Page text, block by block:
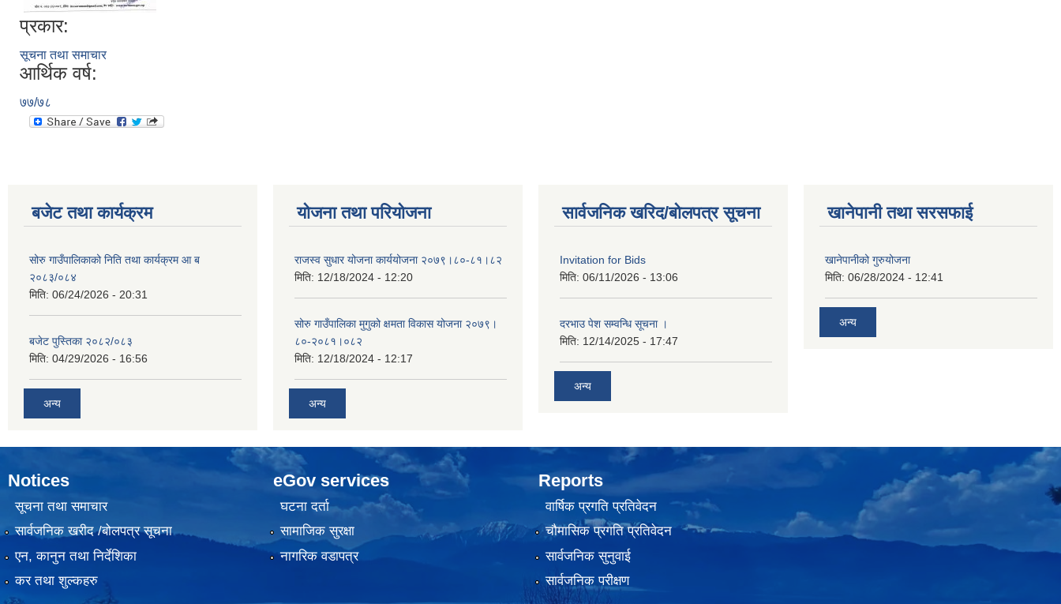
प्रकार:
सूचना तथा समाचार
आर्थिक वर्ष:
७७/७८
बजेट तथा कार्यक्रम
सोरु गाउँपालिकाको निति तथा कार्यक्रम आ ब
२०८३/०८४
मिति: 06/24/2026 - 20:31
बजेट पुस्तिका २०८२/०८३
मिति: 04/29/2026 - 16:56
अन्य
योजना तथा परियोजना
राजस्व सुधार योजना कार्ययोजना २०७९।८०-८१।८२
मिति: 12/18/2024 - 12:20
सोरु गाउँपालिका मुगुको क्षमता विकास योजना २०७९।
८०-२०८१।०८२
मिति: 12/18/2024 - 12:17
अन्य
सार्वजनिक खरिद/बोलपत्र सूचना
Invitation for Bids
मिति: 06/11/2026 - 13:06
दरभाउ पेश सम्वन्धि सूचना ।
मिति: 12/14/2025 - 17:47
अन्य
खानेपानी तथा सरसफाई
खानेपानीको गुरुयोजना
मिति: 06/28/2024 - 12:41
अन्य
Notices
सूचना तथा समाचार
सार्वजनिक खरीद /बोलपत्र सूचना
एन, कानुन तथा निर्देशिका
कर तथा शुल्कहरु
eGov services
घटना दर्ता
सामाजिक सुरक्षा
नागरिक वडापत्र
Reports
वार्षिक प्रगति प्रतिवेदन
चौमासिक प्रगति प्रतिवेदन
सार्वजनिक सुनुवाई
सार्वजनिक परीक्षण